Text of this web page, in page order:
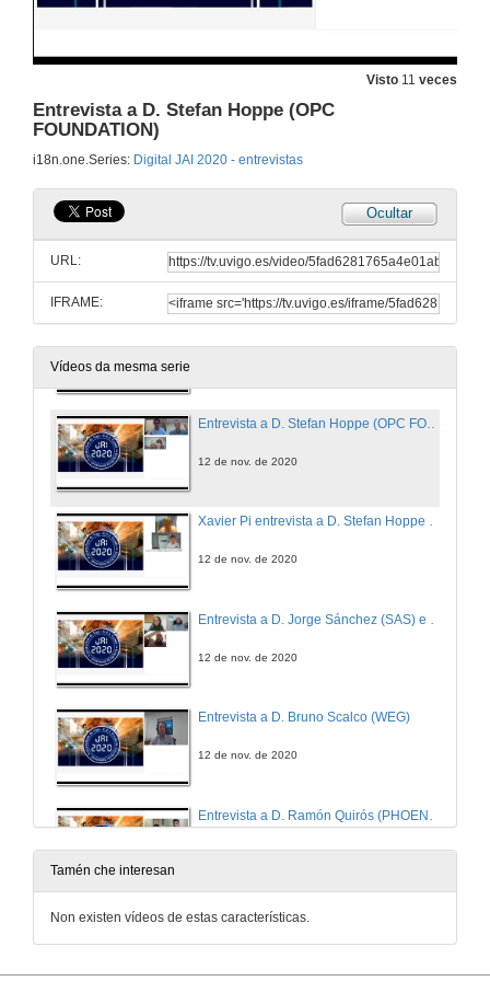
Visto 11 veces
Entrevista a D. Stefan Hoppe (OPC
FOUNDATION)
i18n.one.Series: Digital JAI 2020 - entrevistas
Ocultar
URL:
IFRAME:
Vídeos da mesma serie
12 de nov. de 2020
Entrevista a D. Aitor Fernández (ROBOTPLUS)
12 de nov. de 2020
Entrevista a D. Benjamín Horrillo (ROCKWELL AUTOMATION)
12 de nov. de 2020
Xavier Pi entrevista a D. Stefan Hoppe (OPC FOUNDATION)
12 de nov. de 2020
12 de nov. de 2020
Entrevista a D. Bruno Scalco (WEG)
12 de nov. de 2020
12 de nov. de 2020
Tamén che interesan
Non existen vídeos de estas características.